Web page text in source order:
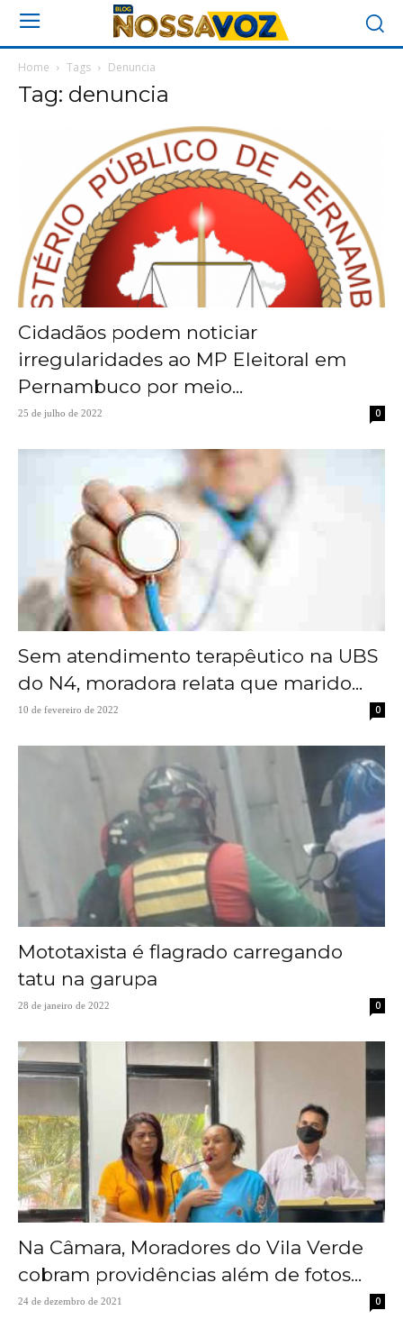
Home Tags Denuncia
Tag: denuncia
Cidadãos podem noticiar
irregularidades ao MP Eleitoral em
Pernambuco por meio...
25 de julho de 2022 0
Sem atendimento terapêutico na UBS
do N4, moradora relata que marido...
10 de fevereiro de 2022 0
Mototaxista é flagrado carregando
tatu na garupa
28 de janeiro de 2022 0
Na Câmara, Moradores do Vila Verde
cobram providências além de fotos...
24 de dezembro de 2021 0